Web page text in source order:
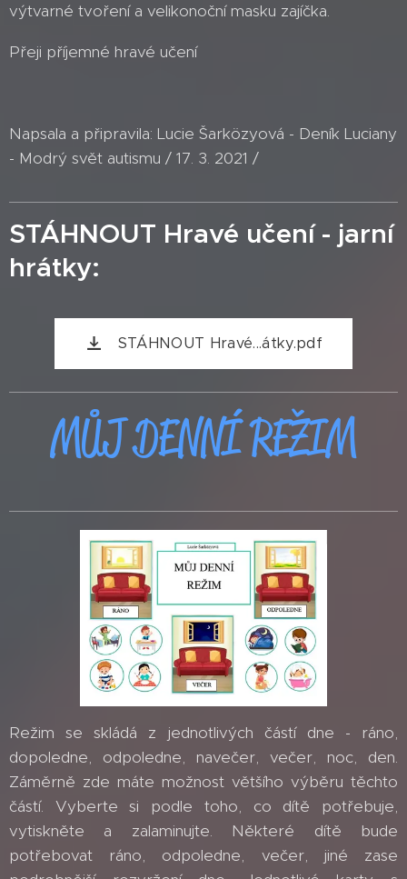
výtvarné tvoření a velikonoční masku zajíčka.
Přeji příjemné hravé učení
Napsala a připravila: Lucie Šarközyová - Deník Luciany
- Modrý svět autismu / 17. 3. 2021 /
STÁHNOUT Hravé učení - jarní
hrátky:
STÁHNOUT Hravé...átky.pdf
MŮJ DENNÍ REŽIM
Režim se skládá z jednotlivých částí dne - ráno,
dopoledne, odpoledne, navečer, večer, noc, den.
Záměrně zde máte možnost většího výběru těchto
částí. Vyberte si podle toho, co dítě potřebuje,
vytiskněte a zalaminujte. Některé dítě bude
potřebovat ráno, odpoledne, večer, jiné zase